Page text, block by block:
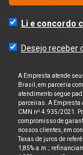
Li e concordo
Desejo receber
A Empresta atende
Brasil, em parceria
atendimento segue
parceiras. A Empresta
CMN nº 4.935/2021.
compromisso de
nossos clientes, em
Taxas de juros de
1,85% a.m.;